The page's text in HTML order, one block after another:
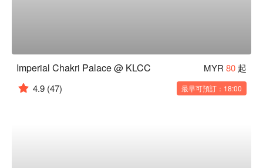
Imperial Chakri Palace @ KLCC MYR 80 起
4.9 (47) 最早可預訂：18:00